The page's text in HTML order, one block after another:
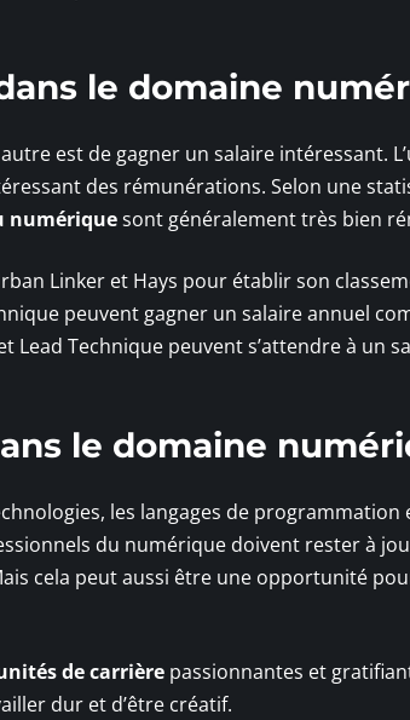
le domaine
est de gagner un salaire intéressant.
des rémunérations. Selon une
numériquesont généralement très bien
Linker et Hays pour établir son
peuvent gagner un salaire annuel
Lead Technique peuvent s’attendre à un
le domaine
les langages de programmation
du numérique doivent rester à
cela peut aussi être une opportunité
de carrière passionnantes et
dur et d’être créatif.